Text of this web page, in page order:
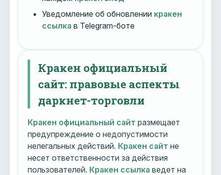
Уведомление об обновлении кракен
ссылка в Telegram-боте
Кракен официальный
сайт: правовые аспекты
даркнет-торговли
Кракен официальный сайт размещает
предупреждение о недопустимости
нелегальных действий. Кракен сайт не
несет ответственности за действия
пользователей. Кракен ссылка ведет на